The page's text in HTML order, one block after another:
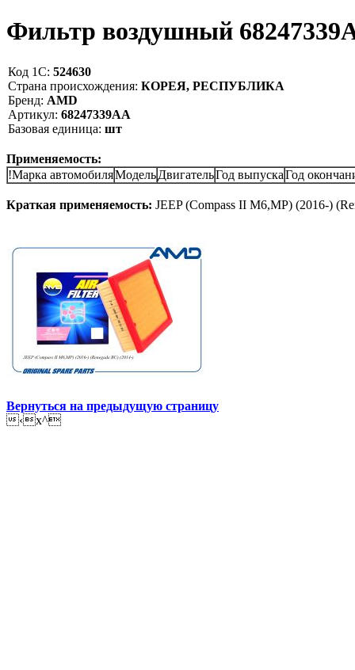
Фильтр воздушный
Код 1С: 524630
Страна происхождения: КОРЕЯ, РЕСПУБЛИКА
Бренд: AMD
Артикул: 68247339AA
Базовая единица: шт
Применяемость:
!Марка автомобиляМодельДвигательГод выпускаГод
Краткая применяемость: JEEP (Compass II M6,MP) (2016-)
Вернуться на предыдущую страницу
‹x^